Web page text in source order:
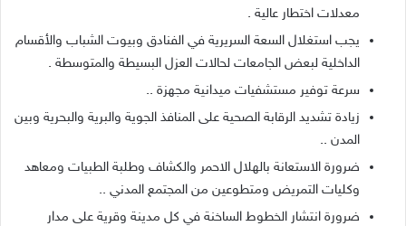
معدلات اختطار عالية .
يجب استغلال السعة السريرية في الفنادق وبيوت الشباب والأقسام
الداخلية لبعض الجامعات لحالات العزل البسيطة والمتوسطة .
سرعة توفير مستشفيات ميدانية مجهزة ..
زيادة تشديد الرقابة الصحية على المنافذ الجوية والبرية والبحرية وبين
المدن ..
ضرورة الاستعانة بالهلال الاحمر والكشاف وطلبة الطبيات ومعاهد
وكليات التمريض ومتطوعين من المجتمع المدني ..
ضرورة انتشار الخطوط الساخنة في كل مدينة وقرية على مدار